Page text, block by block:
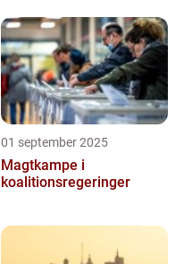
01 september 2025
Magtkampe i
koalitionsregeringer